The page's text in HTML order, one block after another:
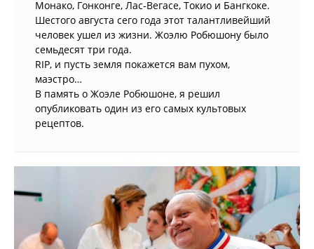
Монако, Гонконге, Лас-Вегасе, Токио и Бангкоке.
Шестого августа сего года этот талантливейший
человек ушел из жизни. Жоэлю Робюшону было
семьдесят три года.
RIP, и пусть земля покажется вам пухом,
маэстро…
В память о Жоэле Робюшоне, я решил
опубликовать один из его самых культовых
рецептов.